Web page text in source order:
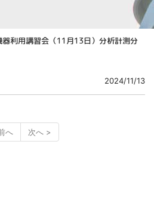
利用講習会（11月13日）分析計測分
2024/11/13
へ 次へ >